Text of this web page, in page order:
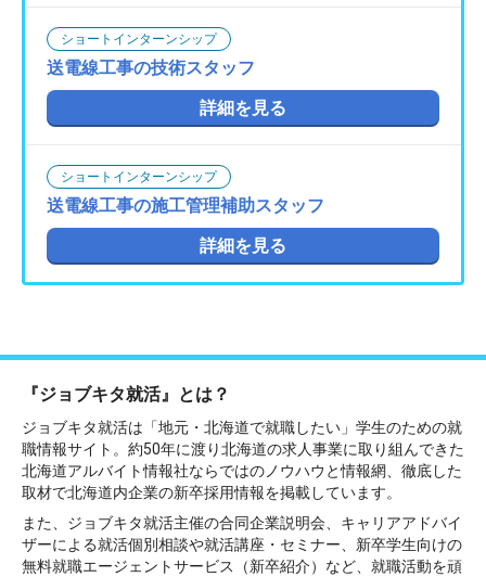
ショートインターンシップ
送電線工事の技術スタッフ
詳細を見る
ショートインターンシップ
送電線工事の施工管理補助スタッフ
詳細を見る
『ジョブキタ就活』とは？
ジョブキタ就活は「地元・北海道で就職したい」学生のための就
職情報サイト。約50年に渡り北海道の求人事業に取り組んできた
北海道アルバイト情報社ならではのノウハウと情報網、徹底した
取材で北海道内企業の新卒採用情報を掲載しています。
また、ジョブキタ就活主催の合同企業説明会、キャリアアドバイ
ザーによる就活個別相談や就活講座・セミナー、新卒学生向けの
無料就職エージェントサービス（新卒紹介）など、就職活動を頑